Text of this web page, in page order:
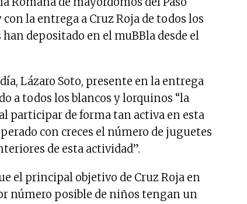
la entrega a Cruz Roja de todos los
depositado en el muBBla desde el
Lázaro Soto, presente en la entrega
a todos los blancos y lorquinos “la
participar de forma tan activa en esta
con creces el número de juguetes
de esta actividad”.
el principal objetivo de Cruz Roja en
número posible de niños tengan un